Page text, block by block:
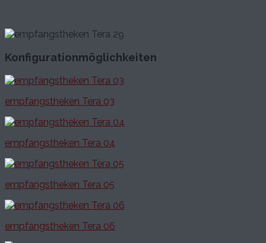
Konfigurationmöglichkeiten
empfangstheken Tera 03
empfangstheken Tera 04
empfangstheken Tera 05
empfangstheken Tera 06